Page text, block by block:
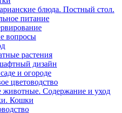
блюда. Постный стол.
питание
вопросы
растения
дизайн
и огороде
цветоводство
Содержание и уход
Кошки